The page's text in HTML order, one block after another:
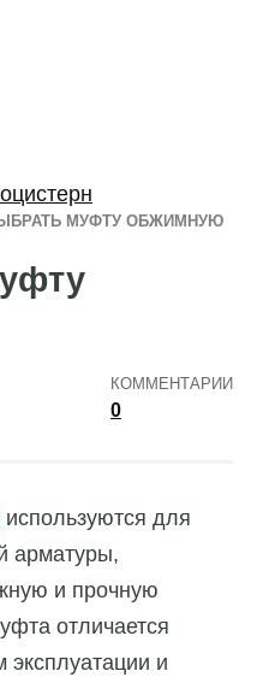
МУФТУ ОБЖИМНУЮ
КОММЕНТАРИИ
0
используются для
арматуры,
и прочную
отличается
и